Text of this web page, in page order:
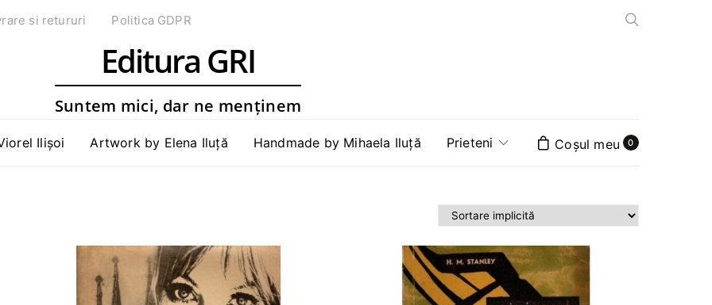
si retururi Politica GDPR
Editura GRI
Suntem mici, dar ne menținem
Ilișoi Artwork by Elena Iluță Handmade by Mihaela Iluță Prieteni 0